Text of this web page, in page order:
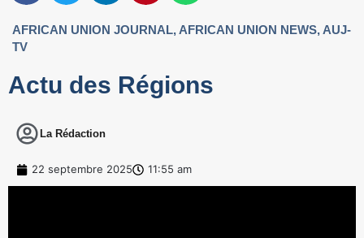
AFRICAN UNION JOURNAL, AFRICAN UNION NEWS, AUJ-
TV
Actu des Régions
La Rédaction
22 septembre 2025 11:55 am